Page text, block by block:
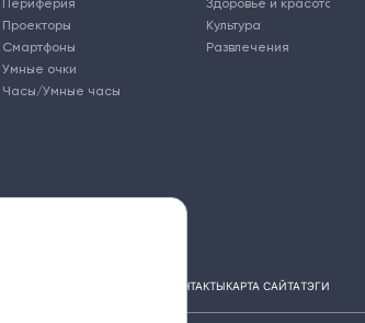
Проекторы
Смартфоны
Умные очки
Часы/Умные часы
Культура
Развлечения
КОНТАКТЫКАРТА САЙТАТЭГИ